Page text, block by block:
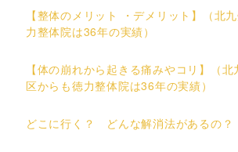
【整体のメリット ・デメリット】（北
力整体院は36年の実績）
【体の崩れから起きる痛みやコリ】（
区からも徳力整体院は36年の実績）
どこに行く？ どんな解消法があるの？